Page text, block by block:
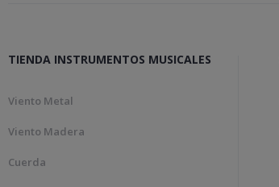
TIENDA INSTRUMENTOS MUSICALES
Viento Metal
Viento Madera
Cuerda